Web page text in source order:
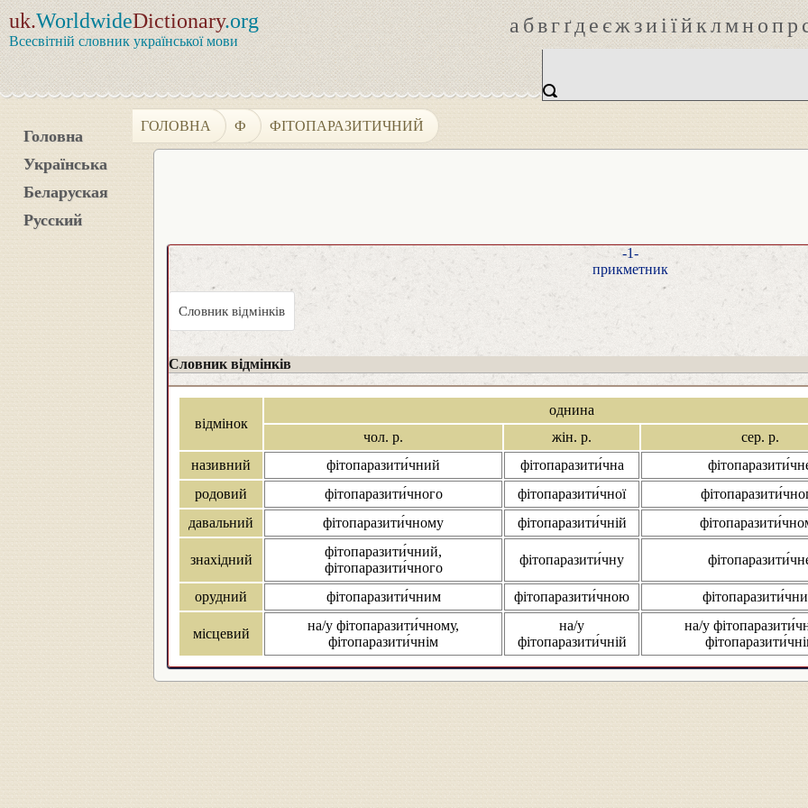
uk.WorldwideDictionary.org
Всесвітній словник української мови
абвгґдеєжзиіїйклмнопр
Головна
Українська
Беларуская
Русский
ГОЛОВНА Ф ФІТОПАРАЗИТИЧНИЙ
-1-
прикметник
Словник відмінків
Словник відмінків
відмінок
однина
чол. р.
жін. р.
сер. р.
називний
фітопаразити́чний фітопаразити́чна
родовий
фітопаразити́чного фітопаразити́чної
давальний
фітопаразити́чному фітопаразити́чній
знахідний
фітопаразити́чний,
фітопаразити́чного
фітопаразити́чну
орудний
фітопаразити́чним фітопаразити́чною
місцевий
на/у фітопаразити́чному,
фітопаразити́чнім
на/у
фітопаразити́чній
на/у